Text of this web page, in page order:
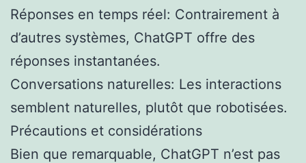
Réponses en temps réel: Contrairement à
d’autres systèmes, ChatGPT offre des
réponses instantanées.
Conversations naturelles: Les interactions
semblent naturelles, plutôt que robotisées.
Précautions et considérations
Bien que remarquable, ChatGPT n’est pas